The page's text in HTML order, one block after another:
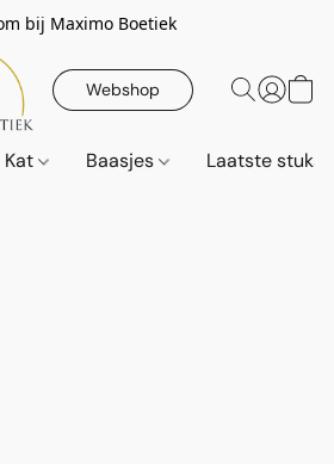
bij Maximo Boetiek
Webshop
Kat Baasjes Laatste stuks!